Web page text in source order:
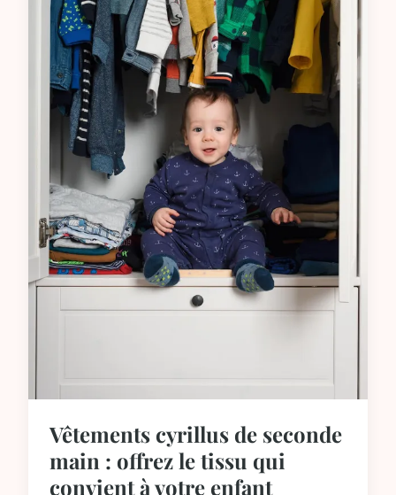
Vêtements cyrillus de seconde
main : offrez le tissu qui
convient à votre enfant